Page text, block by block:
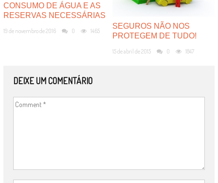
CONSUMO DE ÁGUA E AS
RESERVAS NECESSÁRIAS
19 de novembro de 2016 0 1465
SEGUROS NÃO NOS
PROTEGEM DE TUDO!
15 de abril de 2015 0 1847
DEIXE UM COMENTÁRIO